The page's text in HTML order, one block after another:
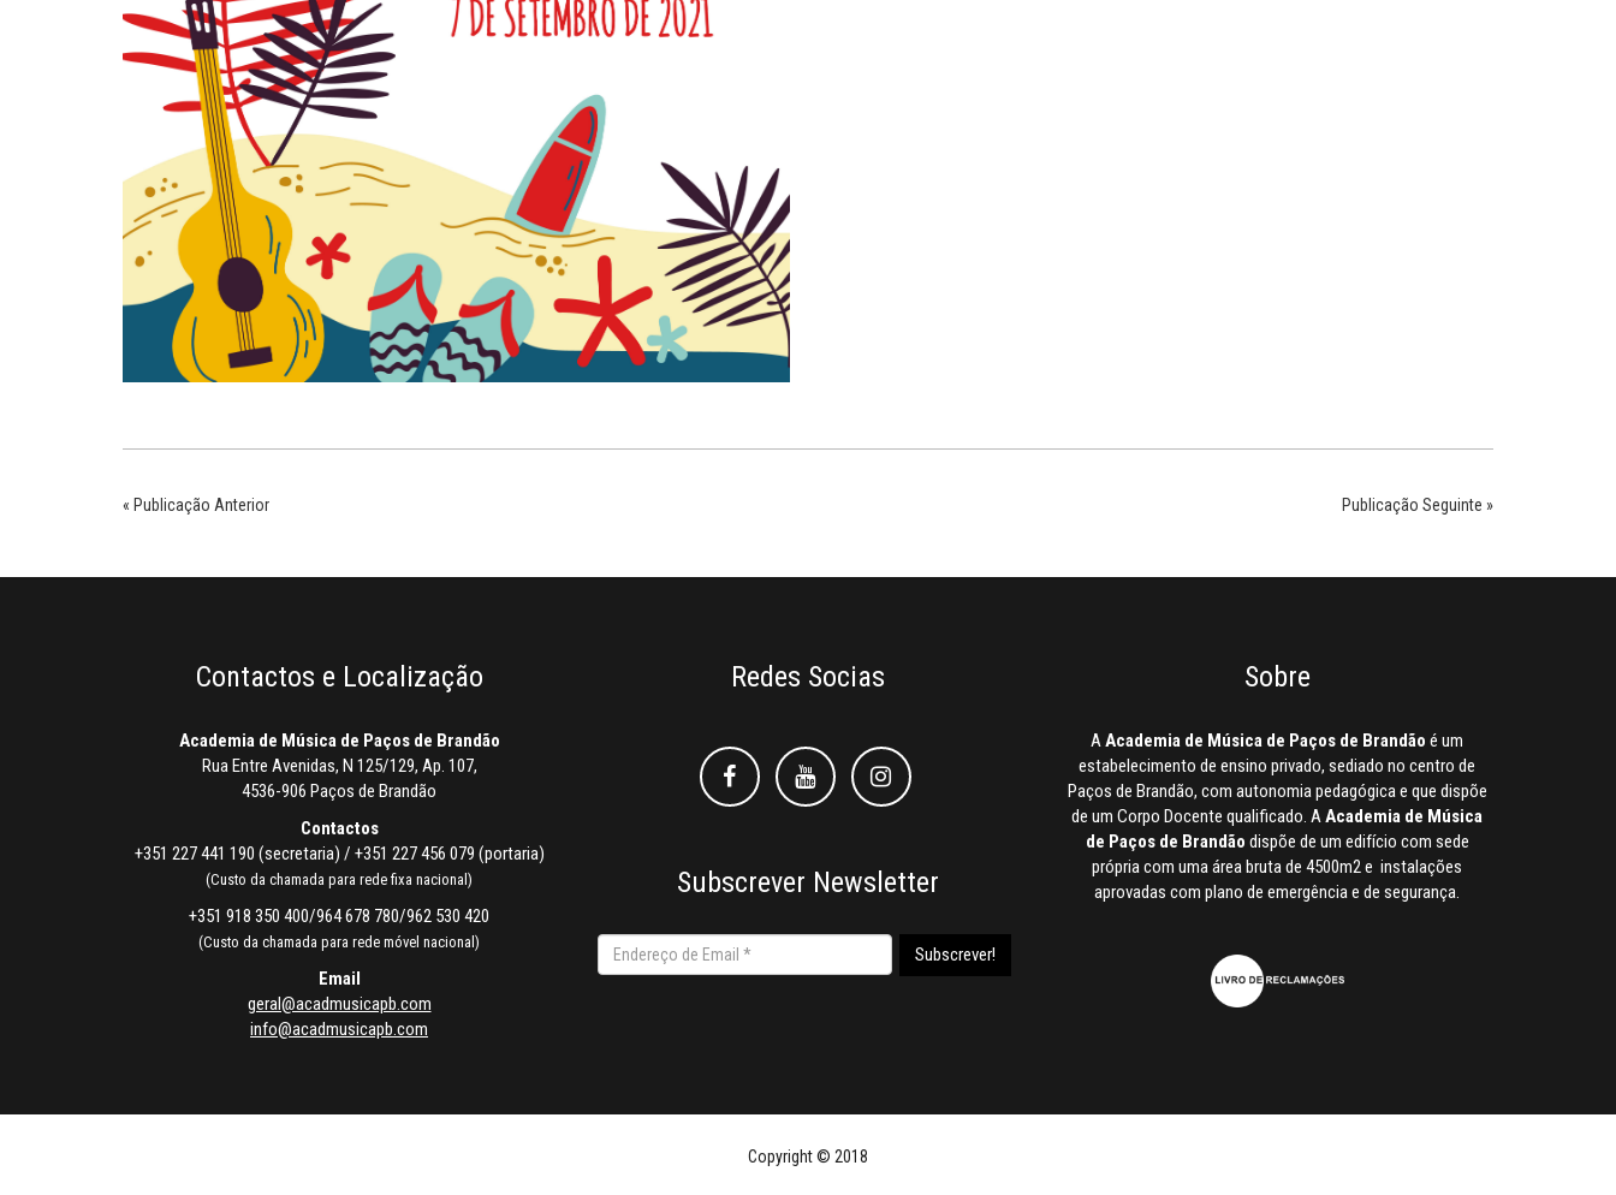
« Publicação Anterior Publicação Seguinte »
Contactos e Localização
Academia de Música de Paços de Brandão
Rua Entre Avenidas, N 125/129, Ap. 107,
4536-906 Paços de Brandão
Contactos
+351 227 441 190 (secretaria) / +351 227 456 079 (portaria)
(Custo da chamada para rede fixa nacional)
+351 918 350 400/964 678 780/962 530 420
(Custo da chamada para rede móvel nacional)
Email
geral@acadmusicapb.com
info@acadmusicapb.com
Redes Socias
FacebookFacebookInstagram
Subscrever Newsletter
Sobre
AAcademia de Música de Paços de Brandão é um
estabelecimento de ensino privado, sediado no centro de
Paços de Brandão, com autonomia pedagógica e que dispõe
de um Corpo Docente qualificado. AAcademia de Música
de Paços de Brandão dispõe de um edifício com sede
própria com uma área bruta de 4500m2 e instalações
aprovadas com plano de emergência e de segurança.
Copyright © 2018